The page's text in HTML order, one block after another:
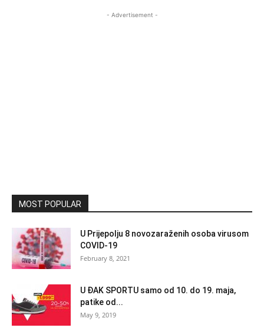
- Advertisement -
MOST POPULAR
U Prijepolju 8 novozaraženih osoba virusom
COVID-19
February 8, 2021
U ĐAK SPORTU samo od 10. do 19. maja,
patike od...
May 9, 2019